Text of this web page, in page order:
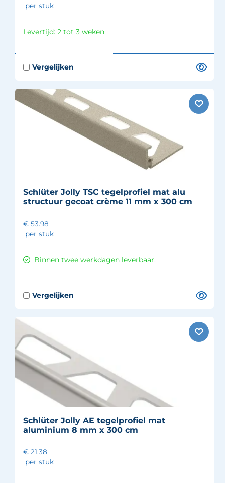
per stuk
Levertijd: 2 tot 3 weken
Schlüter Jolly TSC tegelprofiel mat alu
structuur gecoat crème 11 mm x 300 cm
€ 53.98
per stuk
Binnen twee werkdagen leverbaar.
Schlüter Jolly AE tegelprofiel mat
aluminium 8 mm x 300 cm
€ 21.38
per stuk